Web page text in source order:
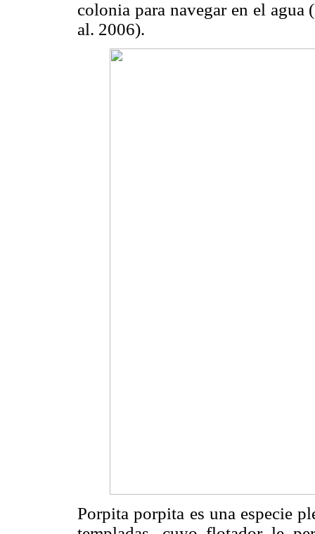
colonia para navegar en el
al. 2006).
Porpita porpita es una especie